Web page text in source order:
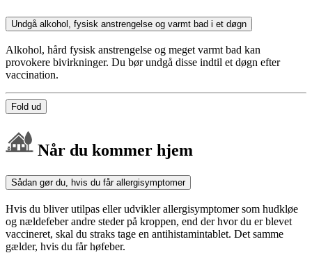
Undgå alkohol, fysisk anstrengelse og varmt bad i et døgn
Alkohol, hård fysisk anstrengelse og meget varmt bad kan
provokere bivirkninger. Du bør undgå disse indtil et døgn efter
vaccination.
Fold ud
Når du kommer hjem
Sådan gør du, hvis du får allergisymptomer
Hvis du bliver utilpas eller udvikler allergisymptomer som hudkløe
og nældefeber andre steder på kroppen, end der hvor du er blevet
vaccineret, skal du straks tage en antihistamintablet. Det samme
gælder, hvis du får høfeber.